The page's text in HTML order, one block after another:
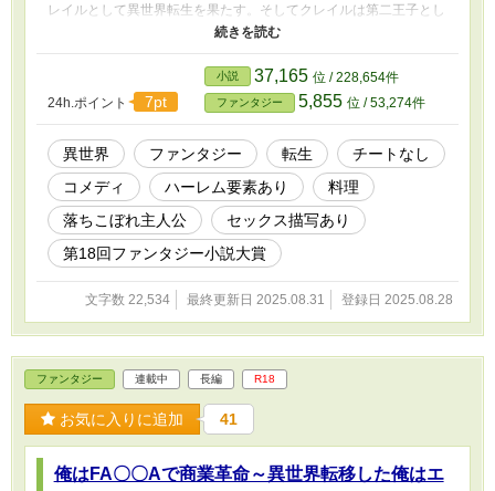
レイルとして異世界転生を果たす。そしてクレイルは第二王子とし
て順風満帆な生活が始まる…かに思われたが…。クレイル（倫久）
ない世界であった。人は王侯貴族であっても平民であっても全員が
全裸で生きると言っても過言ではない。出会った全ての女性の裸が
簡単に見られるなんて、前世でむっつりスケベだったクレイルにと
っては夢の様な世界…かに思われたのだが…。裸の女性を目にする
とすぐに勃起してしまうクレイルには思いのほか生き辛い世界であ
った。勃起は男性から女性へ向けた最上級の求愛行動。愛の告白で
あり、王族にとっては求婚である。ゆえに勃起をコントロールする
術を身に着けるまで民の前に姿を現さなかったクレイルは、15歳で
行われたお披露目式で国王から『クレイルを勃起させた者は身分を
問わずクレイルの側室に迎える』と宣言されてしまい…。これは裸
＝エロ、一夫一妻という日本人の価値観を持つクレイルが勃起に抗
いながらも次々に王室ハーレムを築いてしまう子作り譚である。
24h.ポイント 7pt
小説 37,165 位 / 228,654件
ファンタジー 5,855 位 / 53,274件
異世界 ファンタジー 転生
チートなし
コメディ
ハーレム要素あり
料理
落ちこぼれ主人公
セックス描写あり
第18回ファンタジー小説大賞
文字数 22,534 最終更新日 2025.08.31 登録日 2025.08.28
ファンタジー 連載中 長編 R18
お気に入りに追加 41
俺はFA〇〇Aで商業革命～異世界転移した俺はエ